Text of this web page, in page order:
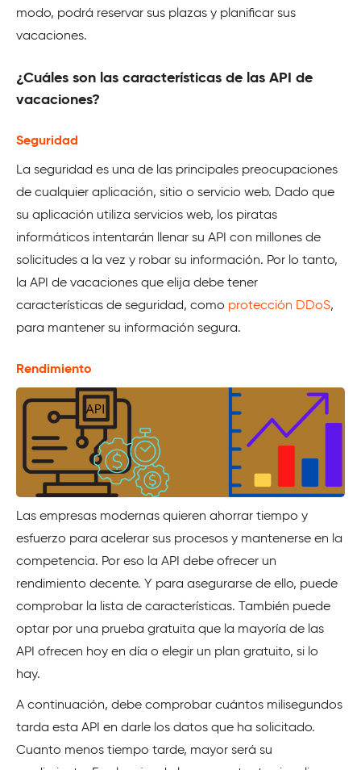
modo, podrá reservar sus plazas y planificar sus
vacaciones.
¿Cuáles son las características de las API de
vacaciones?
Seguridad
La seguridad es una de las principales preocupaciones
de cualquier aplicación, sitio o servicio web. Dado que
su aplicación utiliza servicios web, los piratas
informáticos intentarán llenar su API con millones de
solicitudes a la vez y robar su información. Por lo tanto,
la API de vacaciones que elija debe tener
características de seguridad, como protección DDoS,
para mantener su información segura.
Rendimiento
Las empresas modernas quieren ahorrar tiempo y
esfuerzo para acelerar sus procesos y mantenerse en la
competencia. Por eso la API debe ofrecer un
rendimiento decente. Y para asegurarse de ello, puede
comprobar la lista de características. También puede
optar por una prueba gratuita que la mayoría de las
API ofrecen hoy en día o elegir un plan gratuito, si lo
hay.
A continuación, debe comprobar cuántos milisegundos
tarda esta API en darle los datos que ha solicitado.
Cuanto menos tiempo tarde, mayor será su